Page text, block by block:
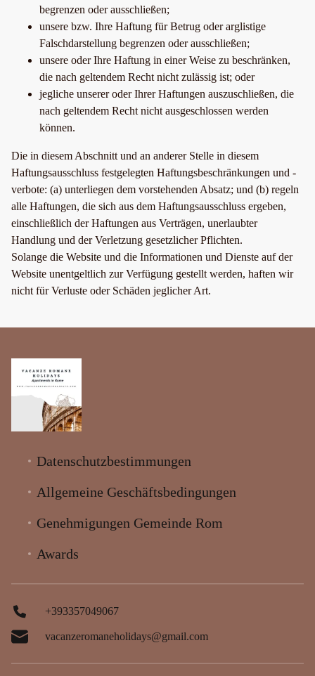
begrenzen oder ausschließen;
unsere bzw. Ihre Haftung für Betrug oder arglistige
Falschdarstellung begrenzen oder ausschließen;
unsere oder Ihre Haftung in einer Weise zu beschränken,
die nach geltendem Recht nicht zulässig ist; oder
jegliche unserer oder Ihrer Haftungen auszuschließen, die
nach geltendem Recht nicht ausgeschlossen werden
können.
Die in diesem Abschnitt und an anderer Stelle in diesem
Haftungsausschluss festgelegten Haftungsbeschränkungen und -
verbote: (a) unterliegen dem vorstehenden Absatz; und (b) regeln
alle Haftungen, die sich aus dem Haftungsausschluss ergeben,
einschließlich der Haftungen aus Verträgen, unerlaubter
Handlung und der Verletzung gesetzlicher Pflichten.
Solange die Website und die Informationen und Dienste auf der
Website unentgeltlich zur Verfügung gestellt werden, haften wir
nicht für Verluste oder Schäden jeglicher Art.
Datenschutzbestimmungen
Allgemeine Geschäftsbedingungen
Genehmigungen Gemeinde Rom
Awards
+393357049067
vacanzeromaneholidays@gmail.com